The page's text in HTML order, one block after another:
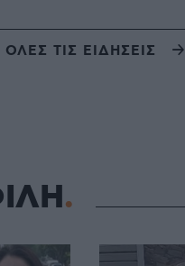
ΟΛΕΣ ΤΙΣ ΕΙΔΗΣΕΙΣ